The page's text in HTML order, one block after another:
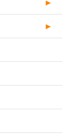
►
►